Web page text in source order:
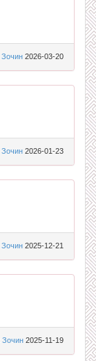
Зочин 2026-03-20
Зочин 2026-01-23
Зочин 2025-12-21
Зочин 2025-11-19